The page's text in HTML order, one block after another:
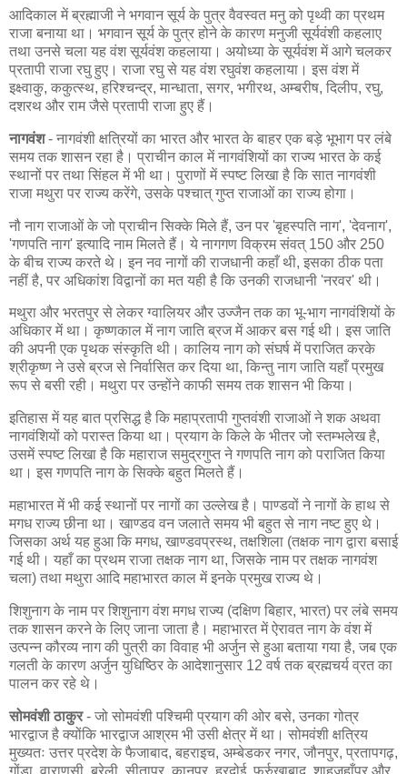
आदिकाल में ब्रह्माजी ने भगवान सूर्य के पुत्र वैवस्वत मनु को पृथ्वी का प्रथम
राजा बनाया था। भगवान सूर्य के पुत्र होने के कारण मनुजी सूर्यवंशी कहलाए
तथा उनसे चला यह वंश सूर्यवंश कहलाया। अयोध्या के सूर्यवंश में आगे चलकर
प्रतापी राजा रघु हुए। राजा रघु से यह वंश रघुवंश कहलाया। इस वंश में
इक्ष्वाकु, ककुत्स्थ, हरिश्चन्द्र, मान्धाता, सगर, भगीरथ, अम्बरीष, दिलीप, रघु,
दशरथ और राम जैसे प्रतापी राजा हुए हैं।
नागवंश- नागवंशी क्षत्रियों का भारत और भारत के बाहर एक बड़े भूभाग पर लंबे
समय तक शासन रहा है। प्राचीन काल में नागवंशियों का राज्य भारत के कई
स्थानों पर तथा सिंहल में भी था। पुराणों में स्पष्ट लिखा है कि सात नागवंशी
राजा मथुरा पर राज्य करेंगे, उसके पश्चात् गुप्त राजाओं का राज्य होगा।
नौ नाग राजाओं के जो प्राचीन सिक्के मिले हैं, उन पर 'बृहस्पति नाग', 'देवनाग',
'गणपति नाग' इत्यादि नाम मिलते हैं। ये नागगण विक्रम संवत् 150 और 250
के बीच राज्य करते थे। इन नव नागों की राजधानी कहाँ थी, इसका ठीक पता
नहीं है, पर अधिकांश विद्वानों का मत यही है कि उनकी राजधानी 'नरवर' थी।
मथुरा और भरतपुर से लेकर ग्वालियर और उज्जैन तक का भू-भाग नागवंशियों के
अधिकार में था। कृष्णकाल में नाग जाति ब्रज में आकर बस गई थी। इस जाति
की अपनी एक पृथक संस्कृति थी। कालिय नाग को संघर्ष में पराजित करके
श्रीकृष्ण ने उसे ब्रज से निर्वासित कर दिया था, किन्तु नाग जाति यहाँ प्रमुख
रूप से बसी रही। मथुरा पर उन्होंने काफी समय तक शासन भी किया।
इतिहास में यह बात प्रसिद्ध है कि महाप्रतापी गुप्तवंशी राजाओं ने शक अथवा
नागवंशियों को परास्त किया था। प्रयाग के किले के भीतर जो स्तम्भलेख है,
उसमें स्पष्ट लिखा है कि महाराज समुद्रगुप्त ने गणपति नाग को पराजित किया
था। इस गणपति नाग के सिक्के बहुत मिलते हैं।
महाभारत में भी कई स्थानों पर नागों का उल्लेख है। पाण्डवों ने नागों के हाथ से
मगध राज्य छीना था। खाण्डव वन जलाते समय भी बहुत से नाग नष्ट हुए थे।
जिसका अर्थ यह हुआ कि मगध, खाण्डवप्रस्थ, तक्षशिला (तक्षक नाग द्वारा बसाई
गई थी। यहाँ का प्रथम राजा तक्षक नाग था, जिसके नाम पर तक्षक नागवंश
चला) तथा मथुरा आदि महाभारत काल में इनके प्रमुख राज्य थे।
शिशुनाग के नाम पर शिशुनाग वंश मगध राज्य (दक्षिण बिहार, भारत) पर लंबे समय
तक शासन करने के लिए जाना जाता है। महाभारत में ऐरावत नाग के वंश में
उत्पन्न कौरव्य नाग की पुत्री का विवाह भी अर्जुन से हुआ बताया गया है, जब एक
गलती के कारण अर्जुन युधिष्ठिर के आदेशानुसार 12 वर्ष तक ब्रह्मचर्य व्रत का
पालन कर रहे थे।
सोमवंशी ठाकुर- जो सोमवंशी पश्चिमी प्रयाग की ओर बसे, उनका गोत्र
भारद्वाज है क्योंकि भारद्वाज आश्रम भी उसी क्षेत्र में था। सोमवंशी क्षत्रिय
मुख्यतः उत्तर प्रदेश के फैजाबाद, बहराइच, अम्बेडकर नगर, जौनपुर, प्रतापगढ़,
गोंडा, वाराणसी, बरेली, सीतापुर, कानपुर, हरदोई, फर्रुखाबाद, शाहजहाँपुर और